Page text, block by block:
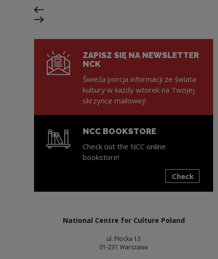
Previous slide
Next slide
ZAPISZ SIĘ NA NEWSLETTER
NCK
Świeża porcja informacji ze świata
kultury w każdy wtorek na Twojej
skrzynce mailowej!
NCC BOOKSTORE
Check out the NCC online
bookstore!
Check
National Centre for Culture Poland
ul. Płocka 13
01-231 Warszawa